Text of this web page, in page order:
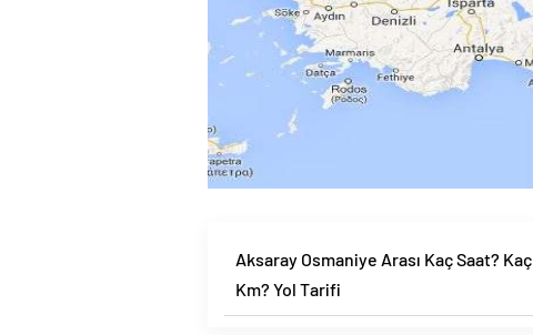
Aksaray Osmaniye Arası Kaç Saat? Kaç
Km? Yol Tarifi